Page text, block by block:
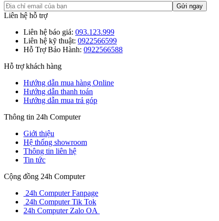
Liên hệ hỗ trợ
Liên hệ báo giá: 093.123.999
Liên hệ kỹ thuật: 0922566599
Hỗ Trợ Bảo Hành: 0922566588
Hỗ trợ khách hàng
Hướng dẫn mua hàng Online
Hướng dẫn thanh toán
Hướng dẫn mua trả góp
Thông tin 24h Computer
Giới thiệu
Hệ thống showroom
Thông tin liên hệ
Tin tức
Cộng đồng 24h Computer
24h Computer Fanpage
24h Computer Tik Tok
24h Computer Zalo OA